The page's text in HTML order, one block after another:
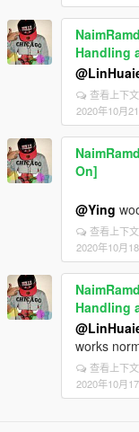
Handling
查看上下文
2020年10月
On]
@Ying
查看上下文
2020年10月
Handling
works
查看上下文
2020年10月